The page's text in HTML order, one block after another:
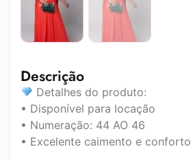
Descrição
Detalhes do produto:
• Disponível para locação
• Numeração: 44 AO 46
• Excelente caimento e conforto